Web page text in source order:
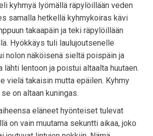
kyhmyä lyömällä räpylöillään veden
samalla hetkellä kyhmykoiras kävi
takaapäin ja teki räpylöillään
Hyökkäys tuli laulujoutsenelle
nolon näköisenä sieltä poispäin ja
lähti lentoon ja poistui altaalta huutaen.
vielä takaisin mutta epäilen. Kyhmy
on altaan kuningas.
eläneet hyönteiset tulevat
on vain muutama sekuntti aikaa, joko